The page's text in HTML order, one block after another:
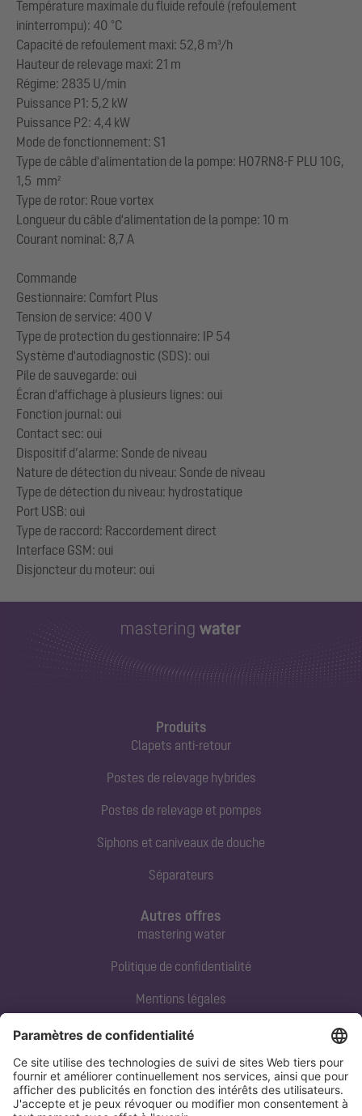
Température maximale du fluide refoulé (refoulement
ininterrompu): 40 °C
Capacité de refoulement maxi: 52,8 m³/h
Hauteur de relevage maxi: 21 m
Régime: 2835 U/min
Puissance P1: 5,2 kW
Puissance P2: 4,4 kW
Mode de fonctionnement: S1
Type de câble d'alimentation de la pompe: H07RN8-F PLU 10G,
1,5 mm²
Type de rotor: Roue vortex
Longueur du câble d'alimentation de la pompe: 10 m
Courant nominal: 8,7 A
Commande
Gestionnaire: Comfort Plus
Tension de service: 400 V
Type de protection du gestionnaire: IP 54
Système d'autodiagnostic (SDS): oui
Pile de sauvegarde: oui
Écran d'affichage à plusieurs lignes: oui
Fonction journal: oui
Contact sec: oui
Dispositif d’alarme: Sonde de niveau
Nature de détection du niveau: Sonde de niveau
Type de détection du niveau: hydrostatique
Port USB: oui
Type de raccord: Raccordement direct
Interface GSM: oui
Produits
Clapets anti-retour
Postes de relevage hybrides
Postes de relevage et pompes
Siphons et caniveaux de douche
Séparateurs
Contact direct
Tel:+33 3 88 65 76 00
Email:info@kessel.fr
Autres offres
mastering water
Politique de confidentialité
Mentions légales